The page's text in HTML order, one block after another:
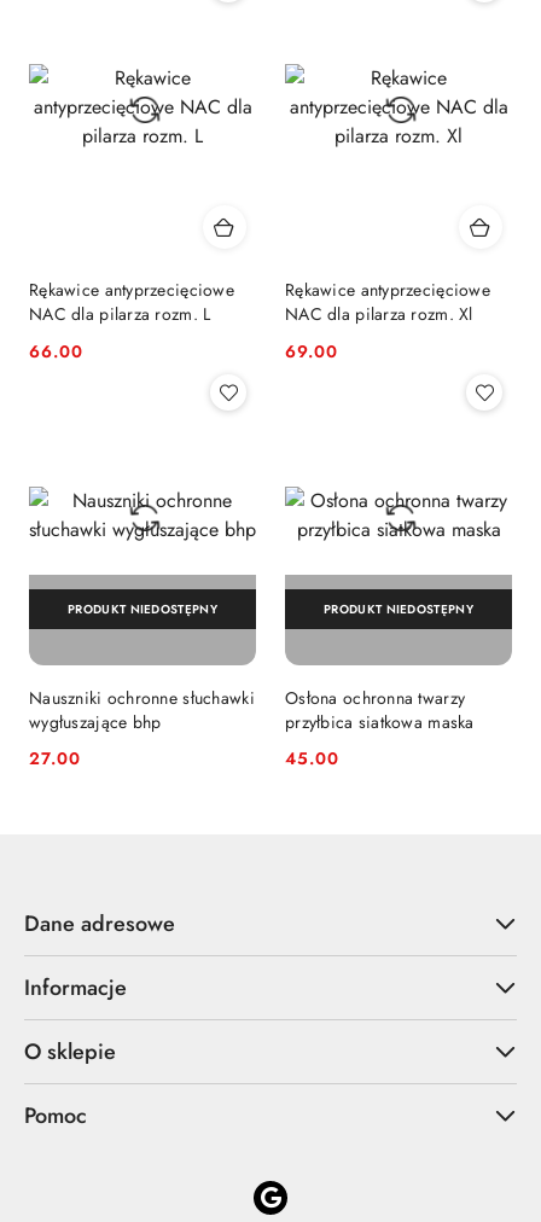
Rękawice antyprzecięciowe
NAC dla pilarza rozm. L
Cena:
66.00
Rękawice antyprzecięciowe
NAC dla pilarza rozm. Xl
Cena:
69.00
Nauszniki ochronne słuchawki
wygłuszające bhp
Cena:
27.00
PRODUKT NIEDOSTĘPNY
Osłona ochronna twarzy
przyłbica siatkowa maska
Cena:
45.00
PRODUKT NIEDOSTĘPNY
Dane adresowe
Informacje
O sklepie
Pomoc